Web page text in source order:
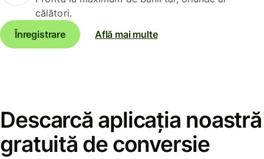
călători.
Înregistrare
Află mai multe
Descarcă aplicația noastră
gratuită de conversie